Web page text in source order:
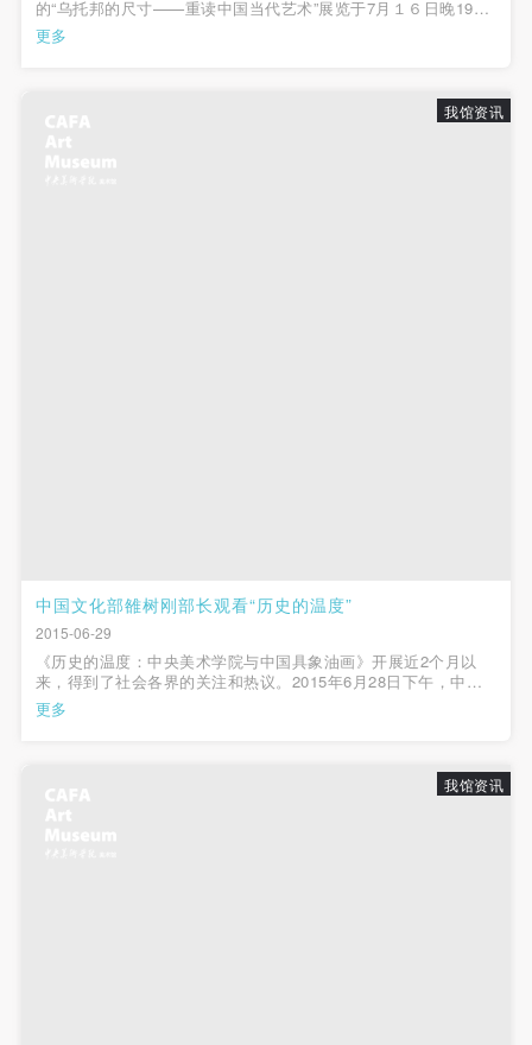
的“乌托邦的尺寸——重读中国当代艺术”展览于7月１６日晚19点
在布鲁塞尔艺术中心揭幕。比利时副首相兼任比利时外交大臣
Mr. Didier Reynders、比利时首都大区主席Mr. Rudi Vervoort、
更多
我馆资讯
中国文化部雒树刚部长观看“历史的温度”
2015-06-29
《历史的温度：中央美术学院与中国具象油画》开展近2个月以
来，得到了社会各界的关注和热议。2015年6月28日下午，中国
文化部雒树刚部长、上海市文化广播影视管理局胡进军局长一行
到访中华艺术宫，在施大畏馆长及馆班子成员的陪同下参观了
更多
我馆资讯